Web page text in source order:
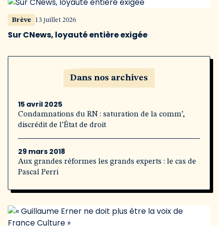
Brève 13 juillet 2026
Sur CNews, loyauté entière exigée
Dans nos archives
15 avril 2025
Condamnations du RN : saturation de la comm’,
discrédit de l’État de droit
29 mars 2018
Aux grandes réformes les grands experts : le cas de
Pascal Perri